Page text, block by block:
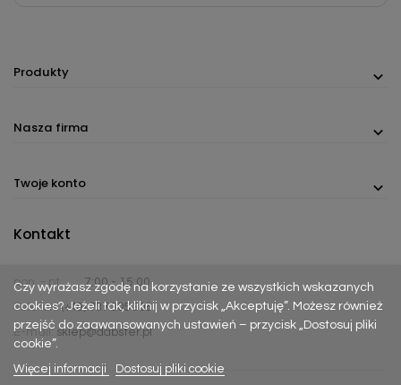
Produkty
Nasza firma
Twoje konto
Czy wyrażasz zgodę na korzystanie ze wszystkich wskazanych
cookies? Jeżeli tak, kliknij w przycisk „Akceptuję”. Możesz również
przejść do zaawansowanych ustawień – przycisk „Dostosuj pliki
cookie”.
Więcej informacji
Dostosuj pliki cookie
Kontakt
pon. - pt.
7:00 - 15:00
Telefon:(+48) 737 305 306
E-mail: sklep@dabster.pl